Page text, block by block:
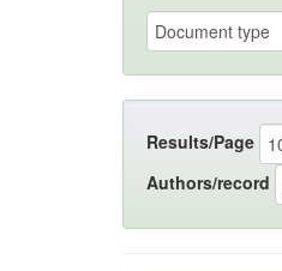
Results/Page
Authors/record